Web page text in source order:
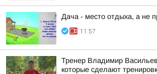
Дача - место отдыха, а не
11:57
Тренер Владимир
которые сделают